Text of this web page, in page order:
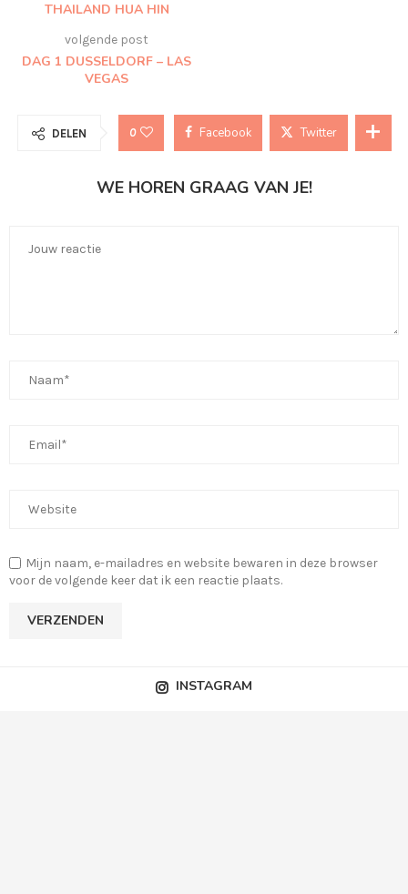
THAILAND HUA HIN
volgende post
DAG 1 DUSSELDORF – LAS
VEGAS
DELEN 0 Facebook Twitter
WE HOREN GRAAG VAN JE!
Mijn naam, e-mailadres en website bewaren in deze browser
voor de volgende keer dat ik een reactie plaats.
INSTAGRAM